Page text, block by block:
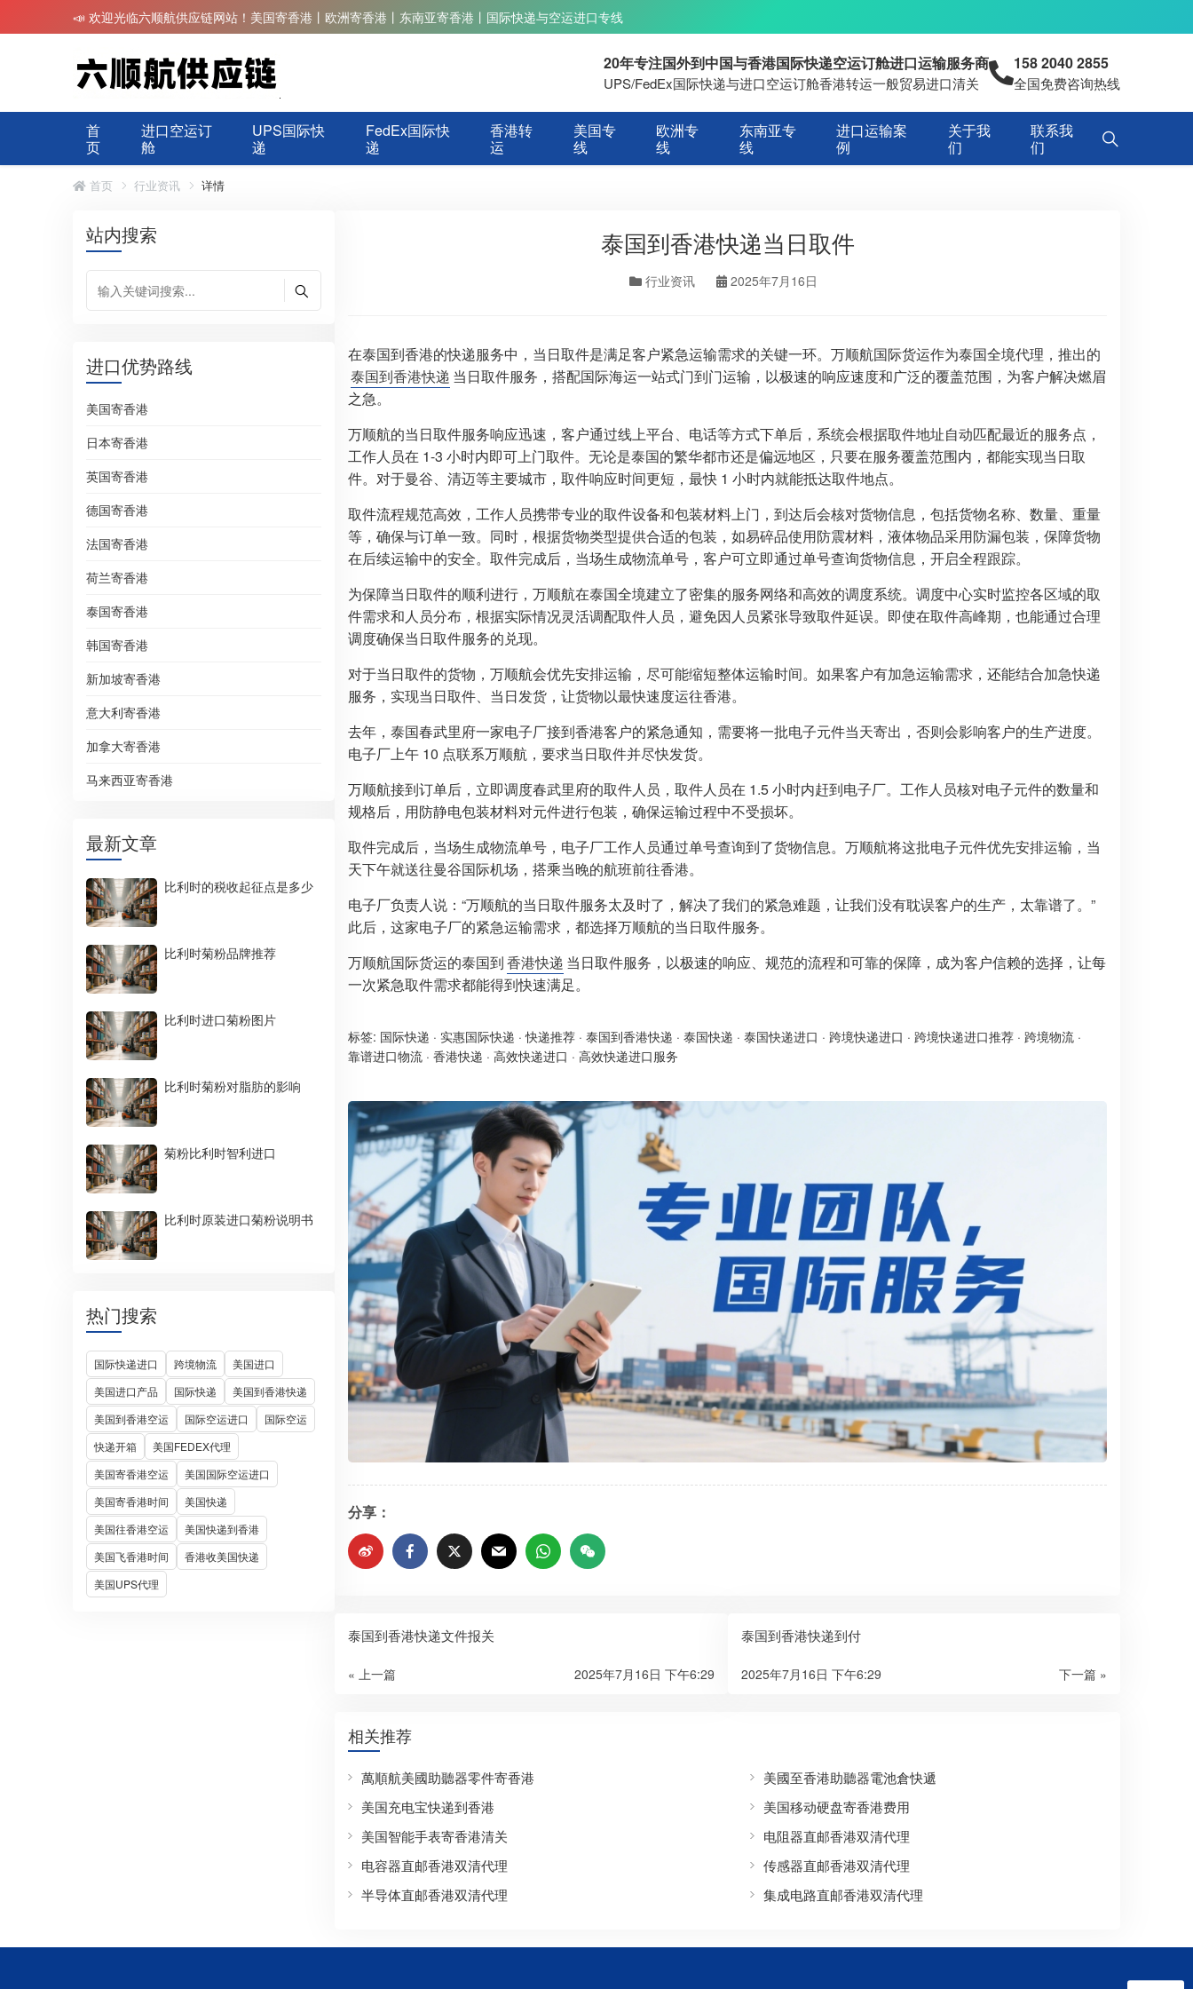
📣 欢迎光临六顺航供应链网站！美国寄香港丨欧洲寄香港丨东南亚寄香港丨国际快递与空运进口专线
20年专注国外到中国与香港国际快递空运订舱进口运输服务商
UPS/FedEx国际快递与进口空运订舱香港转运一般贸易进口清关
158 2040 2855
全国免费咨询热线
首
页
进口空运订
舱
UPS国际快
递
FedEx国际快
递
香港转
运
美国专
线
欧洲专
线
东南亚专
线
进口运输案
例
关于我
们
联系我
们
首页 行业资讯 详情
站内搜索
进口优势路线
美国寄香港
日本寄香港
英国寄香港
德国寄香港
法国寄香港
荷兰寄香港
泰国寄香港
韩国寄香港
新加坡寄香港
意大利寄香港
加拿大寄香港
马来西亚寄香港
最新文章
比利时的税收起征点是多少
比利时菊粉品牌推荐
比利时进口菊粉图片
比利时菊粉对脂肪的影响
菊粉比利时智利进口
比利时原装进口菊粉说明书
热门搜索
国际快递进口 跨境物流
美国进口
美国进口产品
国际快递
美国到香港快递
美国到香港空运
国际空运进口
国际空运
快递开箱
美国FEDEX代理
美国寄香港空运
美国国际空运进口
美国寄香港时间
美国快递
美国往香港空运
美国快递到香港
美国飞香港时间
香港收美国快递
美国UPS代理
泰国到香港快递当日取件
行业资讯 2025年7月16日
在泰国到香港的快递服务中，当日取件是满足客户紧急运输需求的关键一环。万顺航国际货运作为泰国全境代理，推出的
泰国到香港快递 当日取件服务，搭配国际海运一站式门到门运输，以极速的响应速度和广泛的覆盖范围，为客户解决燃眉
之急。
万顺航的当日取件服务响应迅速，客户通过线上平台、电话等方式下单后，系统会根据取件地址自动匹配最近的服务点，
工作人员在 1-3 小时内即可上门取件。无论是泰国的繁华都市还是偏远地区，只要在服务覆盖范围内，都能实现当日取
件。对于曼谷、清迈等主要城市，取件响应时间更短，最快 1 小时内就能抵达取件地点。
取件流程规范高效，工作人员携带专业的取件设备和包装材料上门，到达后会核对货物信息，包括货物名称、数量、重量
等，确保与订单一致。同时，根据货物类型提供合适的包装，如易碎品使用防震材料，液体物品采用防漏包装，保障货物
在后续运输中的安全。取件完成后，当场生成物流单号，客户可立即通过单号查询货物信息，开启全程跟踪。
为保障当日取件的顺利进行，万顺航在泰国全境建立了密集的服务网络和高效的调度系统。调度中心实时监控各区域的取
件需求和人员分布，根据实际情况灵活调配取件人员，避免因人员紧张导致取件延误。即使在取件高峰期，也能通过合理
调度确保当日取件服务的兑现。
对于当日取件的货物，万顺航会优先安排运输，尽可能缩短整体运输时间。如果客户有加急运输需求，还能结合加急快递
服务，实现当日取件、当日发货，让货物以最快速度运往香港。
去年，泰国春武里府一家电子厂接到香港客户的紧急通知，需要将一批电子元件当天寄出，否则会影响客户的生产进度。
电子厂上午 10 点联系万顺航，要求当日取件并尽快发货。
万顺航接到订单后，立即调度春武里府的取件人员，取件人员在 1.5 小时内赶到电子厂。工作人员核对电子元件的数量和
规格后，用防静电包装材料对元件进行包装，确保运输过程中不受损坏。
取件完成后，当场生成物流单号，电子厂工作人员通过单号查询到了货物信息。万顺航将这批电子元件优先安排运输，当
天下午就送往曼谷国际机场，搭乘当晚的航班前往香港。
电子厂负责人说：“万顺航的当日取件服务太及时了，解决了我们的紧急难题，让我们没有耽误客户的生产，太靠谱了。”
此后，这家电子厂的紧急运输需求，都选择万顺航的当日取件服务。
万顺航国际货运的泰国到香港快递 当日取件服务，以极速的响应、规范的流程和可靠的保障，成为客户信赖的选择，让每
一次紧急取件需求都能得到快速满足。
标签: 国际快递 · 实惠国际快递 ·快递推荐 · 泰国到香港快递 · 泰国快递 · 泰国快递进口 · 跨境快递进口 · 跨境快递进口推荐 · 跨境物流 ·
靠谱进口物流 · 香港快递 · 高效快递进口 · 高效快递进口服务
分享：
泰国到香港快递文件报关
« 上一篇 2025年7月16日 下午6:29
泰国到香港快递到付
下一篇 »
2025年7月16日 下午6:29
相关推荐
萬順航美國助聽器零件寄香港
美國至香港助聽器電池倉快遞
美国充电宝快递到香港
美国移动硬盘寄香港费用
美国智能手表寄香港清关
电阻器直邮香港双清代理
电容器直邮香港双清代理
传感器直邮香港双清代理
半导体直邮香港双清代理
集成电路直邮香港双清代理